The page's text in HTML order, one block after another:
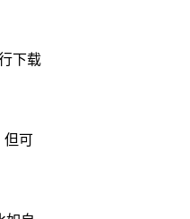
下载
但可